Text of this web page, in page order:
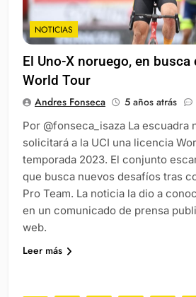
NOTICIAS
El Uno-X noruego, en
World Tour
Andres Fonseca 5 años atrás
Por @fonseca_isaza La escuadra
solicitará a la UCI una licencia
temporada 2023. El conjunto
que busca nuevos desafíos tras
Pro Team. La noticia la dio a
en un comunicado de prensa
web.
Leer más